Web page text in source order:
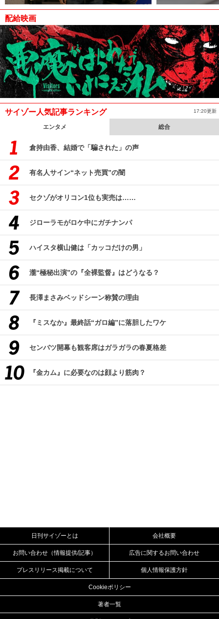
配給映画
サイゾー人気記事ランキング 17:20更新
エンタメ 総合
倉持由香、結婚で「騙された」の声
有名人サイン“ネット売買”の闇
セクゾがオリコン1位も実売は……
ジローラモがロケ中にガチナンパ
ハイスタ横山健は「カッコだけの男」
瀧“極秘出演”の『全裸監督』はどうなる？
長澤まさみベッドシーン称賛の理由
『ミスなか』最終話“ガロ編”に落胆したワケ
センバツ開幕も観客席はガラガラの春夏格差
『金カム』に必要なのは顔より筋肉？
日刊サイゾーとは 会社概要
お問い合わせ（情報提供/記事） 広告に関するお問い合わせ
プレスリリース掲載について 個人情報保護方針
Cookieポリシー
著者一覧